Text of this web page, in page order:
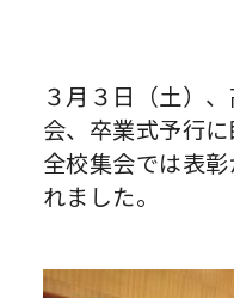
３月３日（土）
会、卒業式予行に
全校集会では表
れました。